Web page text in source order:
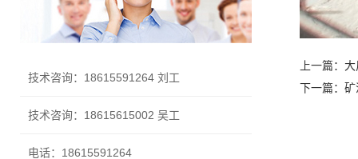
技术咨询：18615591264 刘工
技术咨询：18615615002 吴工
电话：18615591264
上一篇： 大
下一篇： 矿